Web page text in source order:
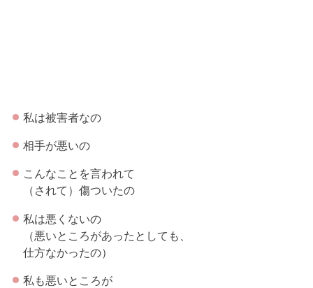
私は被害者なの
相手が悪いの
こんなことを言われて
（されて）傷ついたの
私は悪くないの
（悪いところがあったとしても、
仕方なかったの）
私も悪いところが